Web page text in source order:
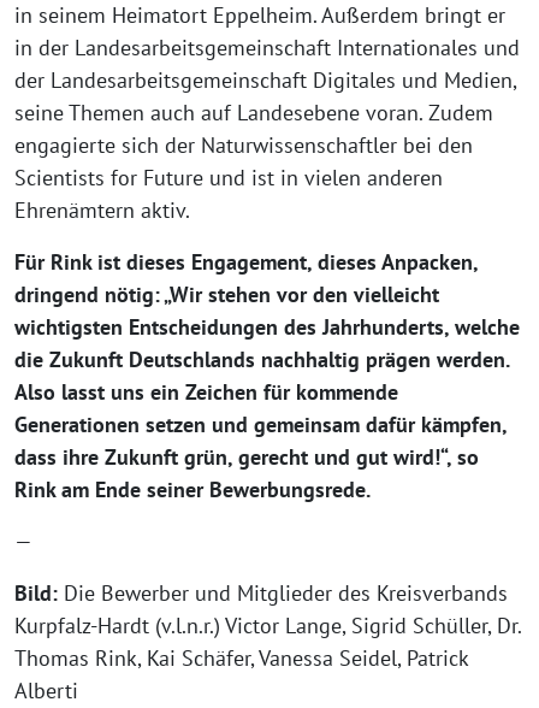
in seinem Heimatort Eppelheim. Außerdem bringt er
in der Landesarbeitsgemeinschaft Internationales und
der Landesarbeitsgemeinschaft Digitales und Medien,
seine Themen auch auf Landesebene voran. Zudem
engagierte sich der Naturwissenschaftler bei den
Scientists for Future und ist in vielen anderen
Ehrenämtern aktiv.
Für Rink ist dieses Engagement, dieses Anpacken,
dringend nötig: „Wir stehen vor den vielleicht
wichtigsten Entscheidungen des Jahrhunderts, welche
die Zukunft Deutschlands nachhaltig prägen werden.
Also lasst uns ein Zeichen für kommende
Generationen setzen und gemeinsam dafür kämpfen,
dass ihre Zukunft grün, gerecht und gut wird!“, so
Rink am Ende seiner Bewerbungsrede.
—
Bild: Die Bewerber und Mitglieder des Kreisverbands
Kurpfalz-Hardt (v.l.n.r.) Victor Lange, Sigrid Schüller, Dr.
Thomas Rink, Kai Schäfer, Vanessa Seidel, Patrick
Alberti